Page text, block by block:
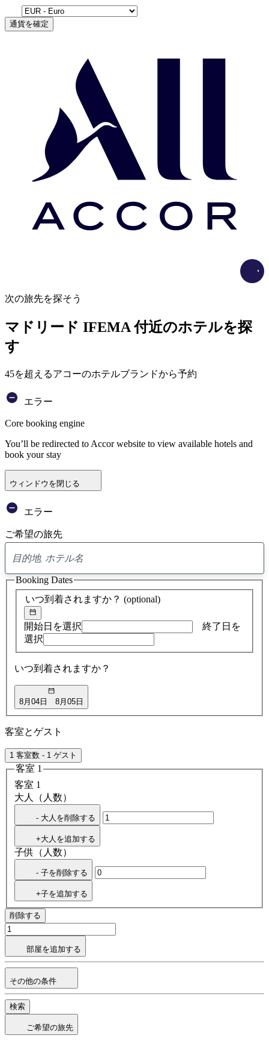
通貨を確定
次の旅先を探そう
マドリード IFEMA 付近のホテルを探
す
45を超えるアコーのホテルブランドから予約
エラー
Core booking engine
You’ll be redirected to Accor website to view available hotels and
book your stay
ウィンドウを閉じる
エラー
ご希望の旅先
ア
ド
バ
イ
検
索
いつ到着されますか？ (optional)
開始日を選択
終了日を
選択
いつ到着されますか？
8月04日 8月05日
Booking Dates
客室とゲスト
1 客室数 - 1 ゲスト
客室 1
客室 1
大人（人数）
- 大人を削除する
+大人を追加する
子供（人数）
- 子を削除する
+子を追加する
削除する
部屋を追加する
その他の条件
検索
ご希望の旅先